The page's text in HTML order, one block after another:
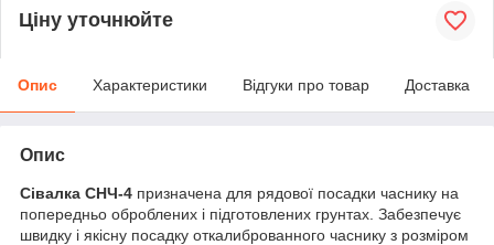
Ціну уточнюйте
Опис Характеристики Відгуки про товар Доставка
Опис
Сівалка СНЧ-4 призначена для рядової посадки часнику на
попередньо оброблених і підготовлених грунтах. Забезпечує
швидку і якісну посадку откалиброванного часнику з розміром